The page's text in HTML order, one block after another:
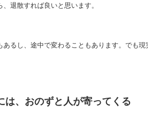
退散すれば良いと思います。
るし、途中で変わることもあります。でも
は、おのずと人が寄ってくる